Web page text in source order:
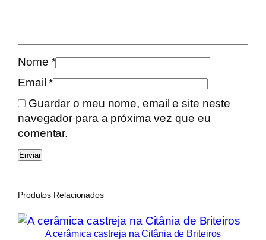
d
a
e
l
h
a
i
t
r
Nome *
Email*
Guardar o meu nome, email e site neste
navegador para a próxima vez que eu
comentar.
Produtos Relacionados
A cerâmica castreja na Citânia de Briteiros